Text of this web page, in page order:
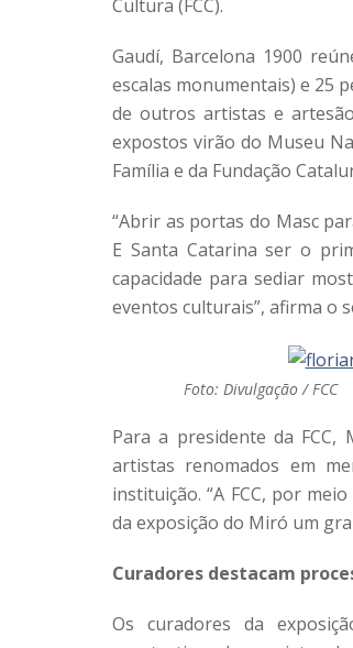
Cultura (FCC).
Gaudí, Barcelona 1900
escalas monumentais) e 25
de outros artistas e
expostos virão do Museu
Família e da Fundação
“Abrir as portas do Masc
E Santa Catarina ser o
capacidade para sediar
eventos culturais”, afirma o
Foto: Divulgação / FCC
Para a presidente da FCC,
artistas renomados em
instituição. “A FCC, por
da exposição do Miró um
Curadores destacam
Os curadores da